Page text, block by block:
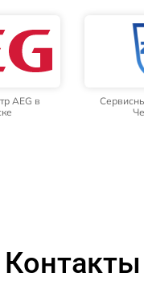
AEG в
Контакты